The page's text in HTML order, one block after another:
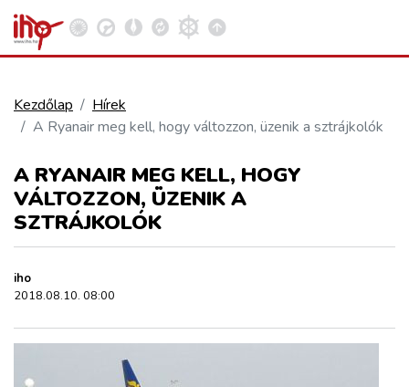
VASÚT
KÖZÚT
REPÜLÉS
KÖZLEKEDÉSFEJLESZTÉS
ELLÁTÁSI LÁNC
Kosár megtekintése
Kezdőlap
Hírek
A Ryanair meg kell, hogy változzon, üzenik a sztrájkolók
A RYANAIR MEG KELL, HOGY
VÁLTOZZON, ÜZENIK A
SZTRÁJKOLÓK
iho
2018.08.10. 08:00